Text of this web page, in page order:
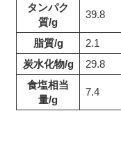
タンパク
質/g
39.8
脂質/g
2.1
炭水化物/g
29.8
食塩相当
量/g
7.4